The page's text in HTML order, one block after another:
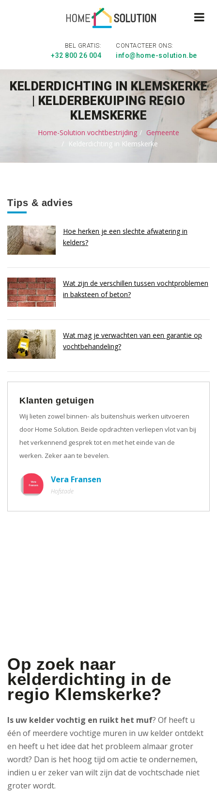
BEL GRATIS:
+32 800 26 004
CONTACTEER ONS:
info@home-solution.be
KELDERDICHTING IN KLEMSKERKE
| KELDERBEKUIPING REGIO
KLEMSKERKE
Home-Solution vochtbestrijding
Gemeente
Kelderdichting in Klemskerke
Tips & advies
Hoe herken je een slechte afwatering in
kelders?
Wat zijn de verschillen tussen vochtproblemen
in baksteen of beton?
Wat mag je verwachten van een garantie op
vochtbehandeling?
Klanten getuigen
Wij lieten zowel binnen- als buitenshuis werken uitvoeren
door Home Solution. Beide opdrachten verliepen vlot van bij
het verkennend gesprek tot en met het einde van de
werken. Zeker aan te bevelen.
Vera Fransen
Hofstade
Op zoek naar
kelderdichting in de
regio Klemskerke?
Is uw kelder vochtig en ruikt het muf? Of heeft u
één of meerdere vochtige muren in uw kelder ontdekt
en heeft u het idee dat het probleem almaar groter
wordt? Dan is het hoog tijd om actie te ondernemen,
indien u er zeker van wilt zijn dat de vochtschade niet
groter wordt.